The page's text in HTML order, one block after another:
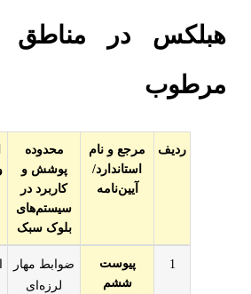
هبلکس در مناطق
مرطوب
در مدیریت و اجرای
ردیف
مرجع و نام
استاندارد/
آیین‌نامه
محدوده
پوشش و
کاربرد در
سیستم‌های
بلوک سبک
1
پیوست
ششم
ضوابط مهار
لرزه‌ای